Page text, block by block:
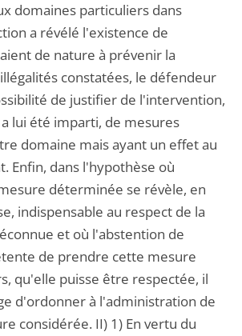
domaines particuliers dans
a révélé l'existence de
de nature à prévenir la
constatées, le défendeur
de justifier de l'intervention,
lui été imparti, de mesures
domaine mais ayant un effet au
Enfin, dans l'hypothèse où
déterminée se révèle, en
indispensable au respect de la
et où l'abstention de
de prendre cette mesure
qu'elle puisse être respectée, il
d'ordonner à l'administration de
considérée. II) 1) En vertu du